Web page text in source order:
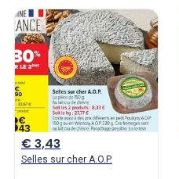
€ 3,43
Selles sur cher A.O.P.